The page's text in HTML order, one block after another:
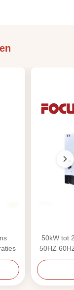
50kW tot
50HZ